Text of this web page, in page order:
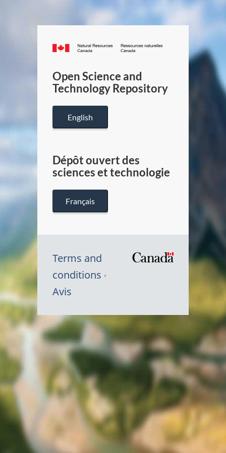
Canada.ca
/
Canada
Open Science and
Technology Repository
English
Dépôt ouvert des
sciences et technologie
Français
Terms and
conditions
Avis
Canada